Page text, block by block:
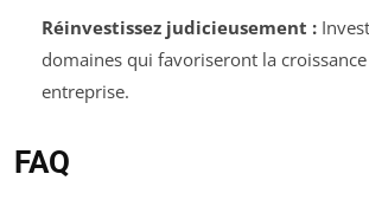
Réinvestissez judicieusement :
domaines qui favoriseront la
entreprise.
FAQ